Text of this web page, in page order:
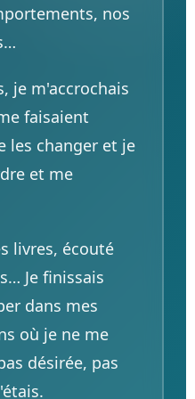
nos
je m'accrochais
faisaient
les changer et je
et me
livres, écouté
Je finissais
dans mes
où je ne me
désirée, pas